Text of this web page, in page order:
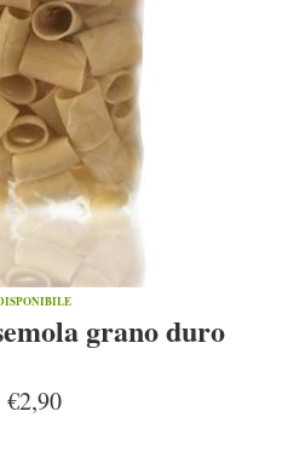
grano duro
€2,90